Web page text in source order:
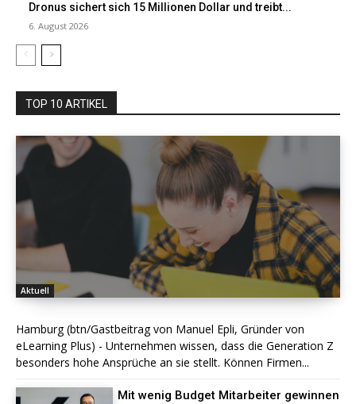
Dronus sichert sich 15 Millionen Dollar und treibt...
6. August 2026
TOP 10 ARTIKEL
Aktuell
Hamburg (btn/Gastbeitrag von Manuel Epli, Gründer von
eLearning Plus) - Unternehmen wissen, dass die Generation Z
besonders hohe Ansprüche an sie stellt. Können Firmen...
Mit wenig Budget Mitarbeiter gewinnen